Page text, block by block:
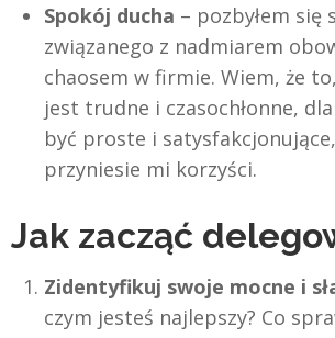
Spokój ducha – pozbyłem się
związanego z nadmiarem
chaosem w firmie. Wiem, że
jest trudne i czasochłonne,
być proste i
przyniesie mi korzyści.
Jak zacząć
Zidentyfikuj swoje mocne i
czym jesteś najlepszy? Co